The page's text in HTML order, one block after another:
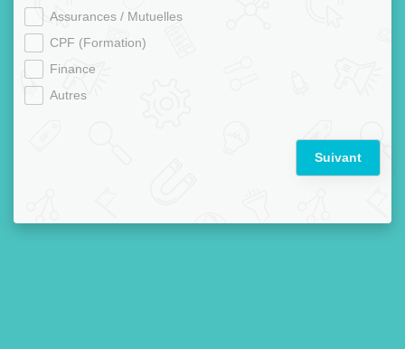
Assurances / Mutuelles
CPF (Formation)
Finance
Autres
Suivant